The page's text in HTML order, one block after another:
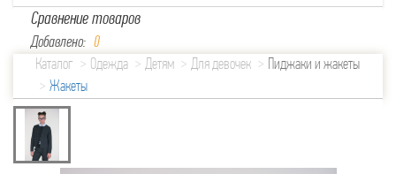
Сравнение товаров
Добавлено: 0
Каталог
Одежда Детям Для девочек
Пиджаки и жакеты
Жакеты